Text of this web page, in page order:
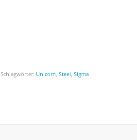
Schlagwörter: Unicorn ,Steel ,Sigma